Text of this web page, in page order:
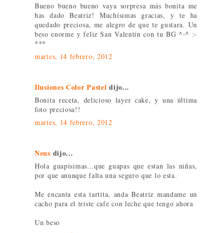
Bueno bueno bueno vaya sorpresa más bonita me
has dado Beatriz! Muchísimas gracias, y te ha
quedado preciosa, me alegro de que te gustara. Un
beso enorme y feliz San Valentín con tu BG ^-^ :-
***
martes, 14 febrero, 2012
Ilusiones Color Pastel dijo...
Bonita receta, delicioso layer cake, y una última
foto preciosa!!
martes, 14 febrero, 2012
Neus dijo...
Hola guapisimas...que guapas que estan las niñas,
por que anunque falta una seguro que lo esta.
Me encanta esta tartita, anda Beatriz mandame un
cacho para el triste cafe con leche que tengo ahora
Un beso